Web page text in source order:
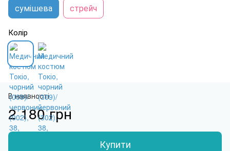
сумішева стрейч
Колір
В наявності
2 180 грн
Купити